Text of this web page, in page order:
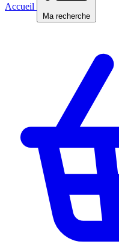
Accueil
Ma recherche